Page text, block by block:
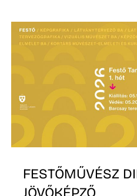
FESTŐMŰVÉSZ
JÖVŐKÉPZŐ